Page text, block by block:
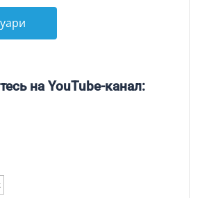
на YouTube-канал: